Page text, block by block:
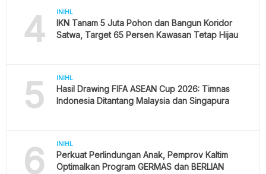
4 INIHL
IKN Tanam 5 Juta Pohon dan Bangun Koridor
Satwa, Target 65 Persen Kawasan Tetap Hijau
5 INIHL
Hasil Drawing FIFA ASEAN Cup 2026: Timnas
Indonesia Ditantang Malaysia dan Singapura
6 INIHL
Perkuat Perlindungan Anak, Pemprov Kaltim
Optimalkan Program GERMAS dan BERLIAN